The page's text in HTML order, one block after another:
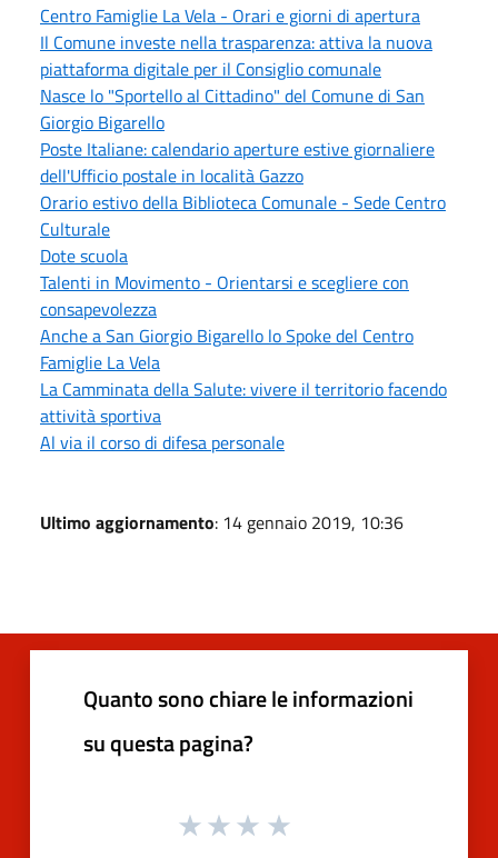
Centro Famiglie La Vela - Orari e giorni di apertura
Il Comune investe nella trasparenza: attiva la nuova
piattaforma digitale per il Consiglio comunale
Nasce lo "Sportello al Cittadino" del Comune di San
Giorgio Bigarello
Poste Italiane: calendario aperture estive giornaliere
dell'Ufficio postale in località Gazzo
Orario estivo della Biblioteca Comunale - Sede Centro
Culturale
Dote scuola
Talenti in Movimento - Orientarsi e scegliere con
consapevolezza
Anche a San Giorgio Bigarello lo Spoke del Centro
Famiglie La Vela
La Camminata della Salute: vivere il territorio facendo
attività sportiva
Al via il corso di difesa personale
Ultimo aggiornamento: 14 gennaio 2019, 10:36
Quanto sono chiare le informazioni
su questa pagina?